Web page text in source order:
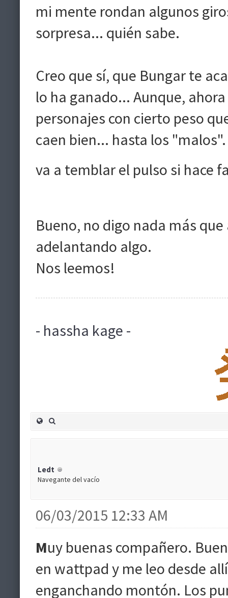
mi mente rondan algunos
sorpresa... quién sabe.
Creo que sí, que Bungar te
lo ha ganado... Aunque,
personajes con cierto peso
caen bien... hasta los
va a temblar el pulso si hace
Bueno, no digo nada más
adelantando algo.
Nos leemos!
- hassha kage -
Ledt
Navegante del vacío
06/03/2015 12:33 AM
Muy buenas compañero.
en wattpad y me leo desde
enganchando montón. Los